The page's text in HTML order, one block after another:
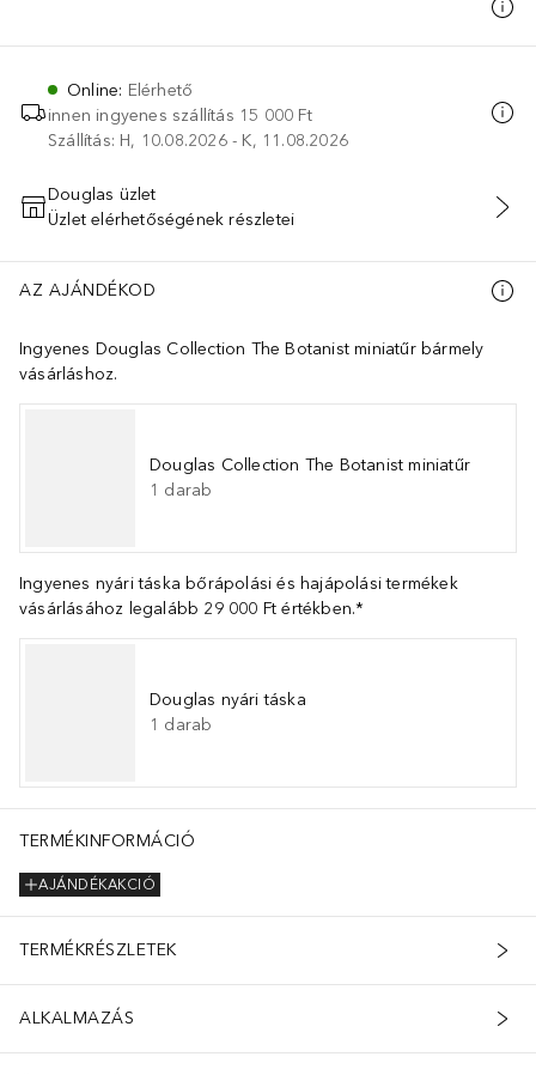
Online: Elérhető
innen ingyenes szállítás 15 000 Ft
Szállítás: H, 10.08.2026 - K, 11.08.2026
KOSÁRBA HELYEZÉS
Douglas üzlet
Üzlet elérhetőségének részletei
AZ AJÁNDÉKOD
Ingyenes Douglas Collection The Botanist miniatűr bármely
vásárláshoz.
Douglas Collection The Botanist miniatűr
1 darab
Ingyenes nyári táska bőrápolási és hajápolási termékek
vásárlásához legalább 29 000 Ft értékben.*
Douglas nyári táska
1 darab
TERMÉKINFORMÁCIÓ
AJÁNDÉKAKCIÓ
TERMÉKRÉSZLETEK
ALKALMAZÁS